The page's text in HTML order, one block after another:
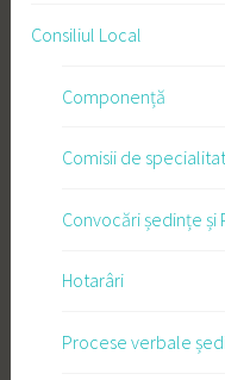
Consiliul Local
Componență
Comisii de
Convocări ședințe
Hotarâri
Procese verbale